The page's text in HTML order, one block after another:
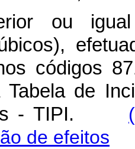
ou
códigos
Tabela de
- TIPI.
de efeitos